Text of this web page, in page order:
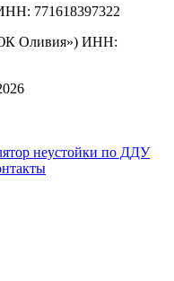
771618397322
Оливия») ИНН:
неустойки по ДДУ